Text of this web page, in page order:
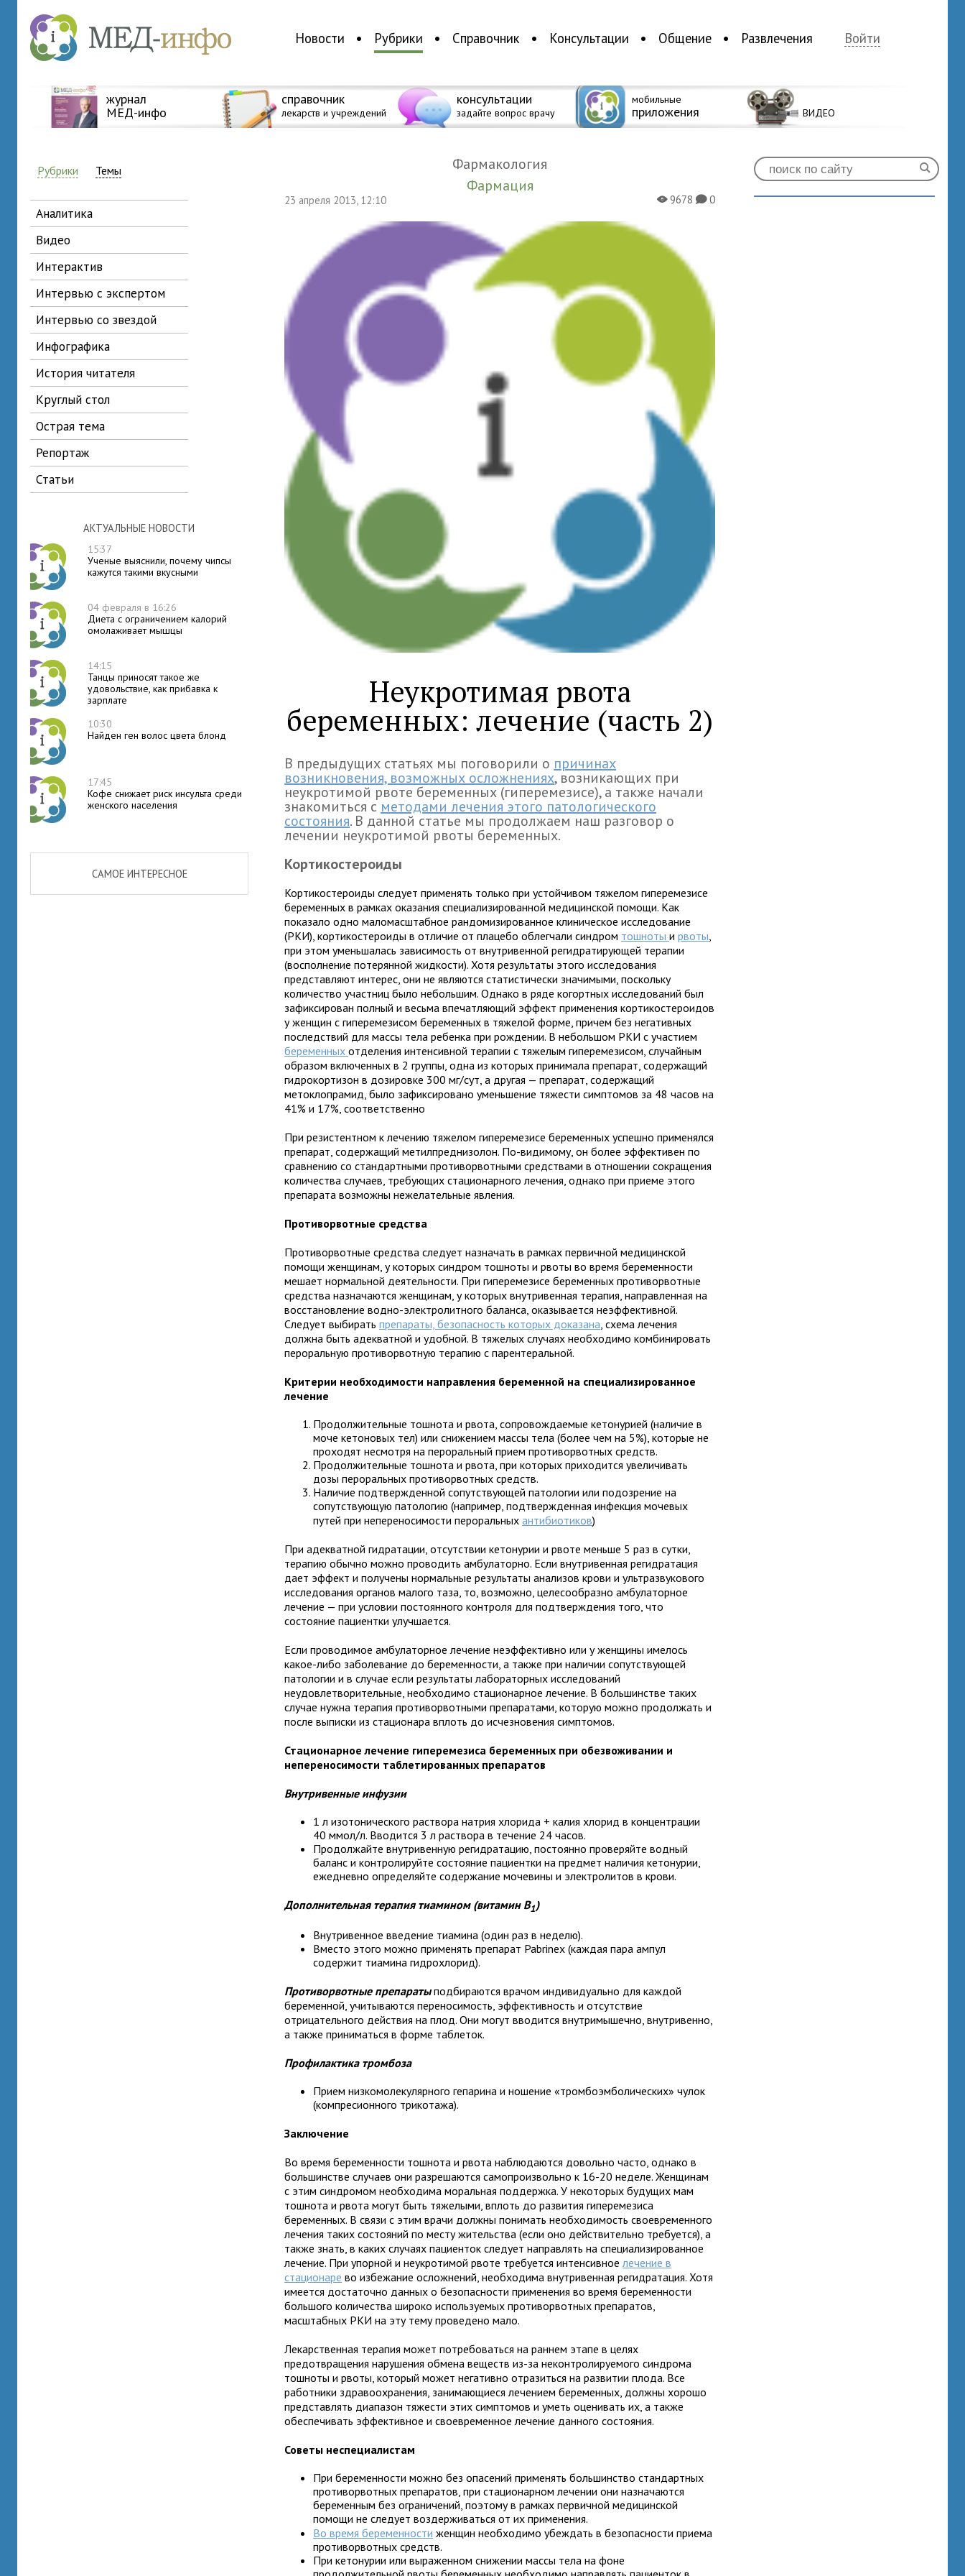
Новости Рубрики Справочник Консультации Общение Развлечения Войти
журнал
МЕД-инфо
справочник
лекарств и учреждений
консультации
задайте вопрос врачу
мобильные
приложения ВИДЕО
Рубрики Темы
аналитика
видео
интерактив
интервью с экспертом
интервью со звездой
инфографика
история читателя
круглый стол
острая тема
репортаж
статьи
АКТУАЛЬНЫЕ НОВОСТИ
15:37
Ученые выяснили, почему чипсы
кажутся такими вкусными
04 февраля в 16:26
Диета с ограничением калорий
омолаживает мышцы
14:15
Танцы приносят такое же
удовольствие, как прибавка к
зарплате
10:30
Найден ген волос цвета блонд
17:45
Кофе снижает риск инсульта среди
женского населения
САМОЕ ИНТЕРЕСНОЕ
Фармакология
Фармация
23 апреля 2013, 12:10 X9678K0
Неукротимая рвота
беременных: лечение (часть 2)
В предыдущих статьях мы поговорили о причинах
возникновения, возможных осложнениях, возникающих при
неукротимой рвоте беременных (гиперемезисе), а также начали
знакомиться с методами лечения этого патологического
состояния. В данной статье мы продолжаем наш разговор о
лечении неукротимой рвоты беременных.
Кортикостероиды
Кортикостероиды следует применять только при устойчивом тяжелом гиперемезисе
беременных в рамках оказания специализированной медицинской помощи. Как
показало одно маломасштабное рандомизированное клиническое исследование
(РКИ), кортикостероиды в отличие от плацебо облегчали синдром тошнотыирвоты,
при этом уменьшалась зависимость от внутривенной регидратирующей терапии
(восполнение потерянной жидкости). Хотя результаты этого исследования
представляют интерес, они не являются статистически значимыми, поскольку
количество участниц было небольшим. Однако в ряде когортных исследований был
зафиксирован полный и весьма впечатляющий эффект применения кортикостероидов
у женщин с гиперемезисом беременных в тяжелой форме, причем без негативных
последствий для массы тела ребенка при рождении. В небольшом РКИ с участием
беременныхотделения интенсивной терапии с тяжелым гиперемезисом, случайным
образом включенных в 2 группы, одна из которых принимала препарат, содержащий
гидрокортизон в дозировке 300 мг/сут, а другая — препарат, содержащий
метоклопрамид, было зафиксировано уменьшение тяжести симптомов за 48 часов на
41% и 17%, соответственно
При резистентном к лечению тяжелом гиперемезисе беременных успешно применялся
препарат, содержащий метилпреднизолон. По-видимому, он более эффективен по
сравнению со стандартными противорвотными средствами в отношении сокращения
количества случаев, требующих стационарного лечения, однако при приеме этого
препарата возможны нежелательные явления.
Противорвотные средства
Противорвотные средства следует назначать в рамках первичной медицинской
помощи женщинам, у которых синдром тошноты и рвоты во время беременности
мешает нормальной деятельности. При гиперемезисе беременных противорвотные
средства назначаются женщинам, у которых внутривенная терапия, направленная на
восстановление водно-электролитного баланса, оказывается неэффективной.
Следует выбиратьпрепараты, безопасность которых доказана, схема лечения
должна быть адекватной и удобной. В тяжелых случаях необходимо комбинировать
пероральную противорвотную терапию с парентеральной.
Критерии необходимости направления беременной на специализированное
лечение
Продолжительные тошнота и рвота, сопровождаемые кетонурией (наличие в
моче кетоновых тел) или снижением массы тела (более чем на 5%), которые не
проходят несмотря на пероральный прием противорвотных средств.
Продолжительные тошнота и рвота, при которых приходится увеличивать
дозы пероральных противорвотных средств.
Наличие подтвержденной сопутствующей патологии или подозрение на
сопутствующую патологию (например, подтвержденная инфекция мочевых
путей при непереносимости пероральныхантибиотиков)
При адекватной гидратации, отсутствии кетонурии и рвоте меньше 5 раз в сутки,
терапию обычно можно проводить амбулаторно. Если внутривенная регидратация
дает эффект и получены нормальные результаты анализов крови и ультразвукового
исследования органов малого таза, то, возможно, целесообразно амбулаторное
лечение — при условии постоянного контроля для подтверждения того, что
состояние пациентки улучшается.
Если проводимое амбулаторное лечение неэффективно или у женщины имелось
какое-либо заболевание до беременности, а также при наличии сопутствующей
патологии и в случае если результаты лабораторных исследований
неудовлетворительные, необходимо стационарное лечение. В большинстве таких
случае нужна терапия противорвотными препаратами, которую можно продолжать и
после выписки из стационара вплоть до исчезновения симптомов.
Стационарное лечение гиперемезиса беременных при обезвоживании и
непереносимости таблетированных препаратов
Внутривенные инфузии
1 л изотонического раствора натрия хлорида + калия хлорид в концентрации
40 ммол/л. Вводится 3 л раствора в течение 24 часов.
Продолжайте внутривенную регидратацию, постоянно проверяйте водный
баланс и контролируйте состояние пациентки на предмет наличия кетонурии,
ежедневно определяйте содержание мочевины и электролитов в крови.
Дополнительная терапия тиамином (витамин В1)
Внутривенное введение тиамина (один раз в неделю).
Вместо этого можно применять препарат Pabrinex (каждая пара ампул
содержит тиамина гидрохлорид).
Противорвотные препаратыподбираются врачом индивидуально для каждой
беременной, учитываются переносимость, эффективность и отсутствие
отрицательного действия на плод. Они могут вводится внутримышечно, внутривенно,
а также приниматься в форме таблеток.
Профилактика тромбоза
Прием низкомолекулярного гепарина и ношение «тромбоэмболических» чулок
(компресионного трикотажа).
Заключение
Во время беременности тошнота и рвота наблюдаются довольно часто, однако в
большинстве случаев они разрешаются самопроизвольно к 16-20 неделе. Женщинам
с этим синдромом необходима моральная поддержка. У некоторых будущих мам
тошнота и рвота могут быть тяжелыми, вплоть до развития гиперемезиса
беременных. В связи с этим врачи должны понимать необходимость своевременного
лечения таких состояний по месту жительства (если оно действительно требуется), а
также знать, в каких случаях пациенток следует направлять на специализированное
лечение. При упорной и неукротимой рвоте требуется интенсивноелечение в
стационаре во избежание осложнений, необходима внутривенная регидратация. Хотя
имеется достаточно данных о безопасности применения во время беременности
большого количества широко используемых противорвотных препаратов,
масштабных РКИ на эту тему проведено мало.
Лекарственная терапия может потребоваться на раннем этапе в целях
предотвращения нарушения обмена веществ из-за неконтролируемого синдрома
тошноты и рвоты, который может негативно отразиться на развитии плода. Все
работники здравоохранения, занимающиеся лечением беременных, должны хорошо
представлять диапазон тяжести этих симптомов и уметь оценивать их, а также
обеспечивать эффективное и своевременное лечение данного состояния.
Советы неспециалистам
При беременности можно без опасений применять большинство стандартных
противорвотных препаратов, при стационарном лечении они назначаются
беременным без ограничений, поэтому в рамках первичной медицинской
помощи не следует воздерживаться от их применения.
Во время беременности женщин необходимо убеждать в безопасности приема
противорвотных средств.
При кетонурии или выраженном снижении массы тела на фоне